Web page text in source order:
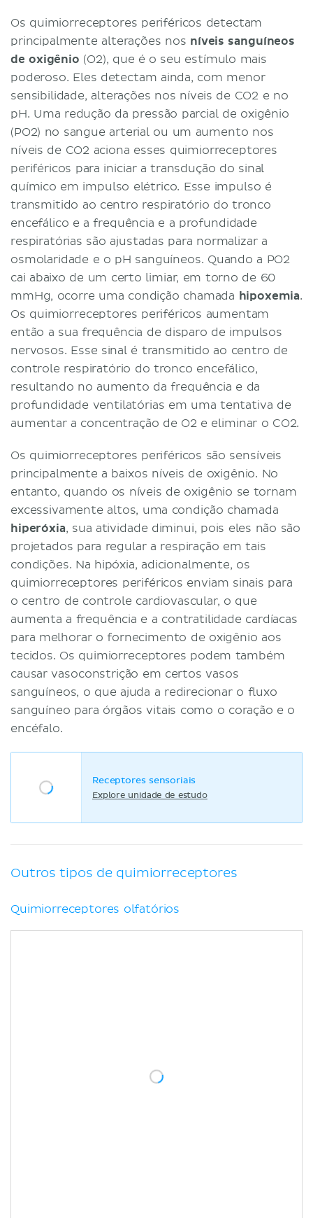
Os quimiorreceptores periféricos detectam
principalmente alterações nos níveis sanguíneos
de oxigênio (O2), que é o seu estímulo mais
poderoso. Eles detectam ainda, com menor
sensibilidade, alterações nos níveis de CO2 e no
pH. Uma redução da pressão parcial de oxigênio
(PO2) no sangue arterial ou um aumento nos
níveis de CO2 aciona esses quimiorreceptores
periféricos para iniciar a transdução do sinal
químico em impulso elétrico. Esse impulso é
transmitido ao centro respiratório do tronco
encefálico e a frequência e a profundidade
respiratórias são ajustadas para normalizar a
osmolaridade e o pH sanguíneos. Quando a PO2
cai abaixo de um certo limiar, em torno de 60
mmHg, ocorre uma condição chamada hipoxemia.
Os quimiorreceptores periféricos aumentam
então a sua frequência de disparo de impulsos
nervosos. Esse sinal é transmitido ao centro de
controle respiratório do tronco encefálico,
resultando no aumento da frequência e da
profundidade ventilatórias em uma tentativa de
aumentar a concentração de O2 e eliminar o CO2.
Os quimiorreceptores periféricos são sensíveis
principalmente a baixos níveis de oxigênio. No
entanto, quando os níveis de oxigênio se tornam
excessivamente altos, uma condição chamada
hiperóxia, sua atividade diminui, pois eles não são
projetados para regular a respiração em tais
condições. Na hipóxia, adicionalmente, os
quimiorreceptores periféricos enviam sinais para
o centro de controle cardiovascular, o que
aumenta a frequência e a contratilidade cardíacas
para melhorar o fornecimento de oxigênio aos
tecidos. Os quimiorreceptores podem também
causar vasoconstrição em certos vasos
sanguíneos, o que ajuda a redirecionar o fluxo
sanguíneo para órgãos vitais como o coração e o
encéfalo.
Receptores sensoriais
Explore unidade de estudo
Outros tipos de quimiorreceptores
Quimiorreceptores olfatórios